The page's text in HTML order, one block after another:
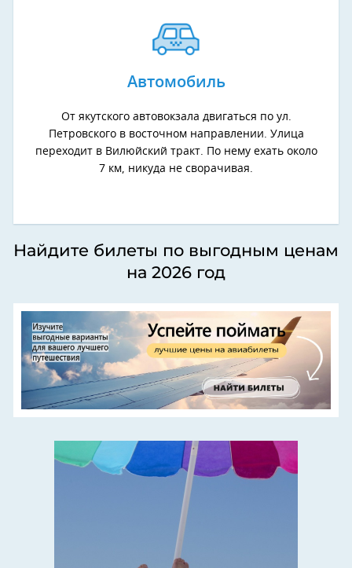
Автомобиль
От якутского автовокзала двигаться по ул.
Петровского в восточном направлении. Улица
переходит в Вилюйский тракт. По нему ехать около
7 км, никуда не сворачивая.
Найдите билеты по выгодным ценам
на 2026 год